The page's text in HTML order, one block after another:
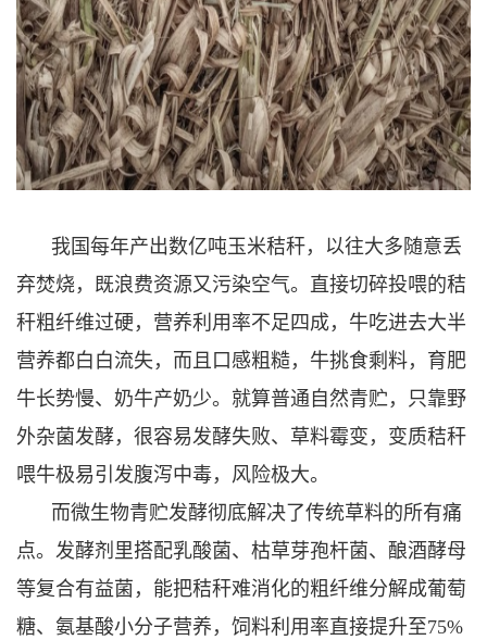
我国每年产出数亿吨玉米秸秆，以往大多随意丢
弃焚烧，既浪费资源又污染空气。直接切碎投喂的秸
秆粗纤维过硬，营养利用率不足四成，牛吃进去大半
营养都白白流失，而且口感粗糙，牛挑食剩料，育肥
牛长势慢、奶牛产奶少。就算普通自然青贮，只靠野
外杂菌发酵，很容易发酵失败、草料霉变，变质秸秆
喂牛极易引发腹泻中毒，风险极大。
而微生物青贮发酵彻底解决了传统草料的所有痛
点。发酵剂里搭配乳酸菌、枯草芽孢杆菌、酿酒酵母
等复合有益菌，能把秸秆难消化的粗纤维分解成葡萄
糖、氨基酸小分子营养，饲料利用率直接提升至75%